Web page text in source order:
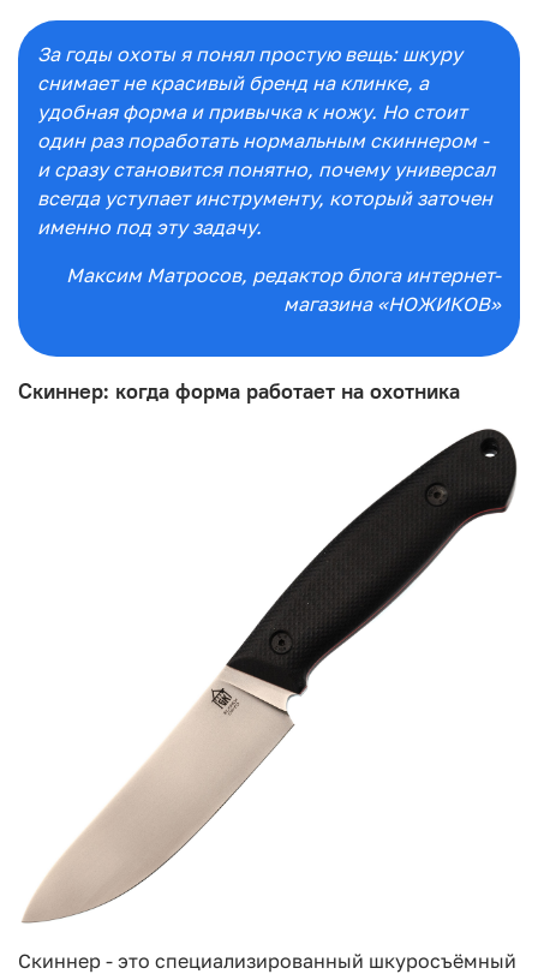
За годы охоты я понял простую вещь: шкуру
снимает не красивый бренд на клинке, а
удобная форма и привычка к ножу. Но стоит
один раз поработать нормальным скиннером -
и сразу становится понятно, почему универсал
всегда уступает инструменту, который заточен
именно под эту задачу.
Максим Матросов, редактор блога интернет-
магазина «НОЖИКОВ»
Скиннер: когда форма работает на охотника
Скиннер - это специализированный шкуросъёмный